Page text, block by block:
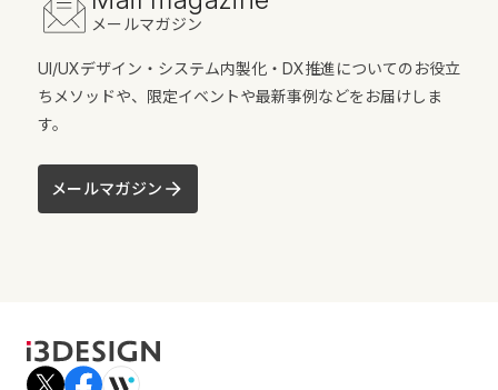
メールマガジン
UI/UXデザイン・システム内製化・DX推進についてのお役立
ちメソッドや、限定イベントや最新事例などをお届けしま
す。
メールマガジン